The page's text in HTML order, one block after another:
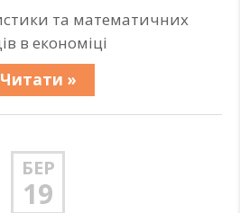
та математичних
в економіці
Читати »
БЕР
19